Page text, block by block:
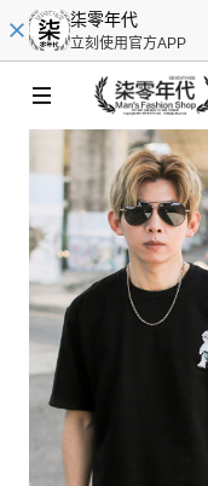
柒零年代
立刻使用官方APP